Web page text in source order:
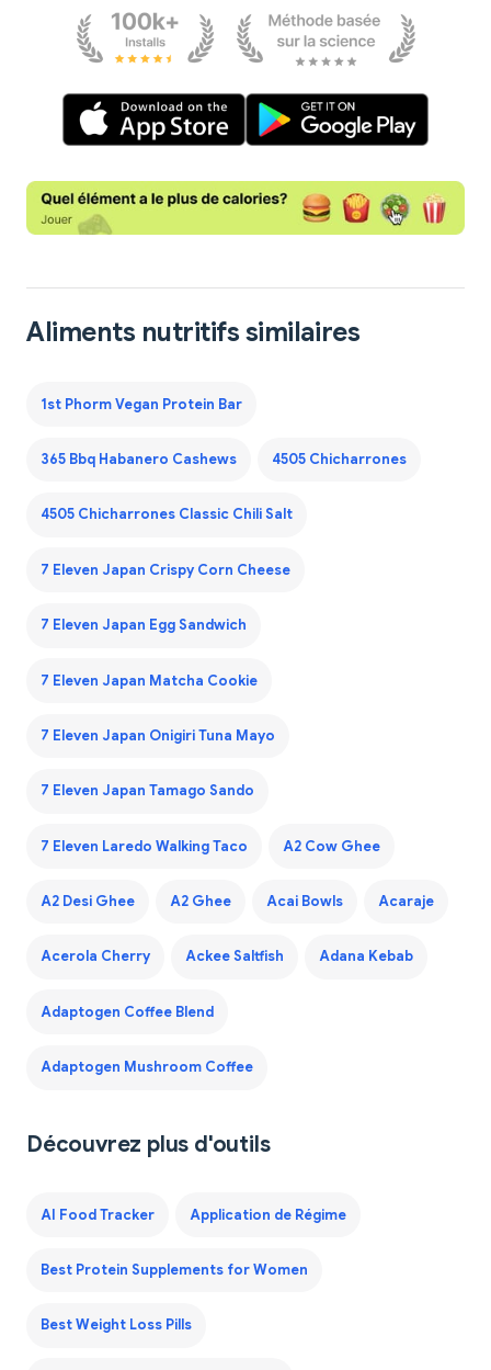
Aliments nutritifs similaires
1st Phorm Vegan Protein Bar
365 Bbq Habanero Cashews 4505 Chicharrones
4505 Chicharrones Classic Chili Salt
7 Eleven Japan Crispy Corn Cheese
7 Eleven Japan Egg Sandwich
7 Eleven Japan Matcha Cookie
7 Eleven Japan Onigiri Tuna Mayo
7 Eleven Japan Tamago Sando
7 Eleven Laredo Walking Taco A2 Cow Ghee
A2 Desi Ghee A2 Ghee Acai Bowls Acaraje
Acerola Cherry Ackee Saltfish Adana Kebab
Adaptogen Coffee Blend
Adaptogen Mushroom Coffee
Découvrez plus d'outils
AI Food Tracker Application de Régime
Best Protein Supplements for Women
Best Weight Loss Pills